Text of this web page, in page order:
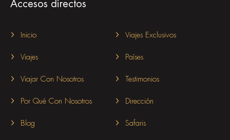
Accesos directos
Inicio Viajes Exclusivos
Viajes Países
Viajar Con Nosotros Testimonios
Por Qué Con Nosotros Dirección
Blog Safaris